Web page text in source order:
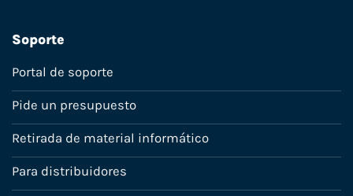
Soporte
Portal de soporte
Pide un presupuesto
Retirada de material informático
Para distribuidores